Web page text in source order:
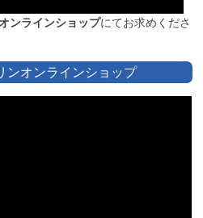
ンラインショップにてお求めくださ
ンオンラインショップ